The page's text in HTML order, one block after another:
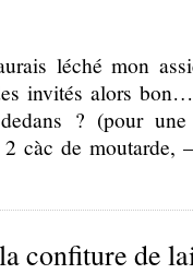
léché mon
invités alors
? (pour
càc de moutarde,
confiture de